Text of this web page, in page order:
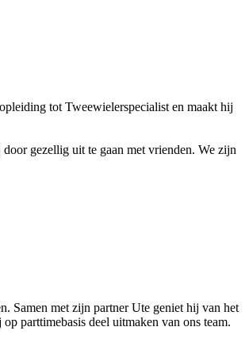
tot Tweewielerspecialist en maakt hij
gezellig uit te gaan met vrienden. We zijn
Samen met zijn partner Ute geniet hij van het
parttimebasis deel uitmaken van ons team.